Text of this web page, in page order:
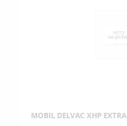
MOBIL DELVAC XHP EXTRA